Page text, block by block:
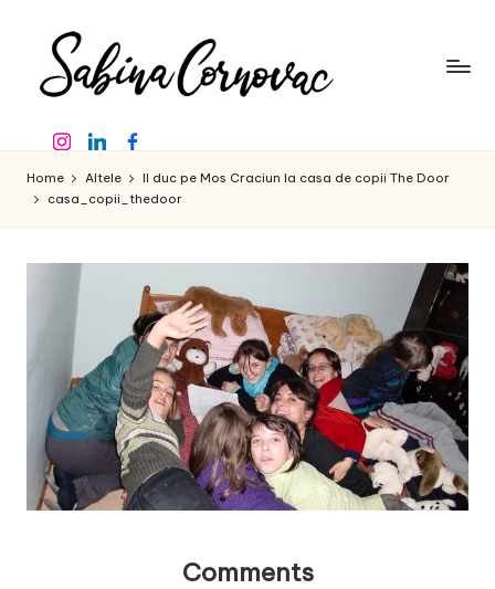
content
a
b
in
a
o
n
o
v
creator
de
conținut
de
InstagramLinkedinFacebook
Home Altele
Il duc pe Mos Craciun la casa de copii The Door
casa_copii_thedoor
Comments